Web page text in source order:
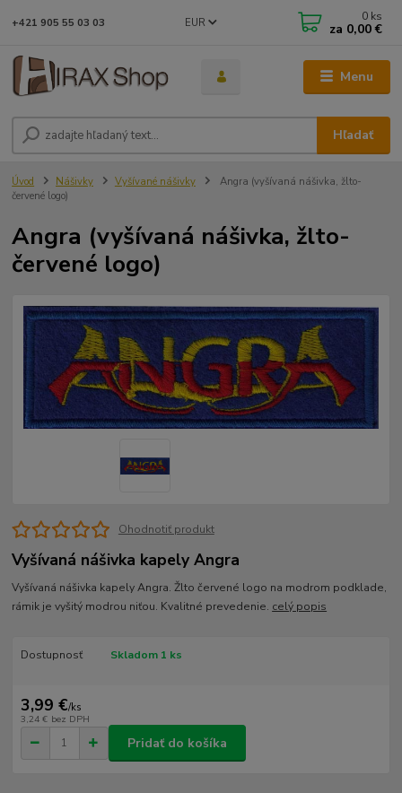
Menu
EUR
Hľadať
+421 905 55 03 03 0 ks
za 0,00 €
Úvod Nášivky Vyšívané nášivky
Angra (vyšívaná nášivka, žlto-
červené logo)
Angra (vyšívaná nášivka, žlto-
červené logo)
Ohodnotiť produkt
Vyšívaná nášivka kapely Angra
Vyšívaná nášivka kapely Angra. Žlto červené logo na modrom podklade,
rámik je vyšitý modrou niťou. Kvalitné prevedenie. celý popis
Dostupnosť Skladom 1 ks
3,99 €/ks
3,24 € bez DPH
Pridať do košíka